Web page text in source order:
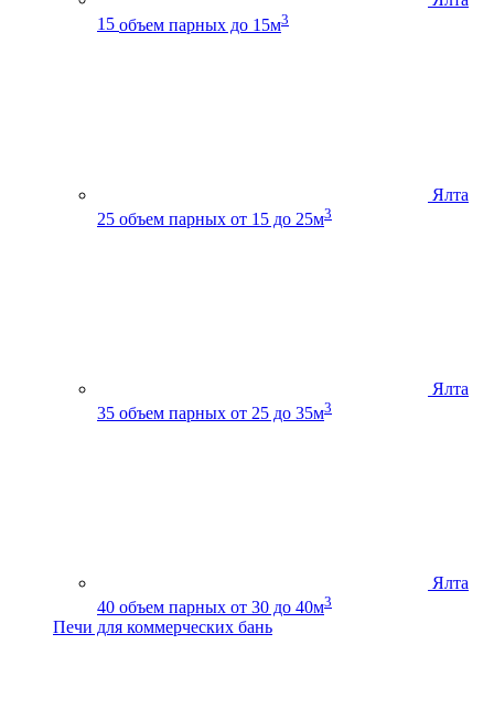
15 объем парных до 15м3
Ялта
25 объем парных от 15 до 25м3
Ялта
35 объем парных от 25 до 35м3
Ялта
40 объем парных от 30 до 40м3
Печи для коммерческих бань